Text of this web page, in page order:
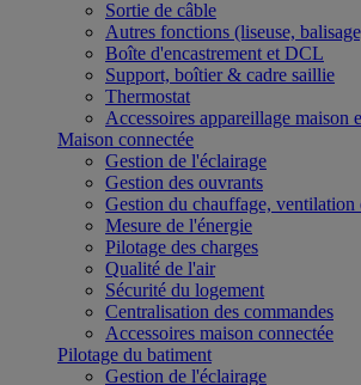
Sortie de câble
Autres fonctions (liseuse,
Boîte d'encastrement et DCL
Support, boîtier & cadre saillie
Thermostat
Accessoires appareillage maison
Maison connectée
Gestion de l'éclairage
Gestion des ouvrants
Gestion du chauffage, ventilation
Mesure de l'énergie
Pilotage des charges
Qualité de l'air
Sécurité du logement
Centralisation des commandes
Accessoires maison connectée
Pilotage du batiment
Gestion de l'éclairage